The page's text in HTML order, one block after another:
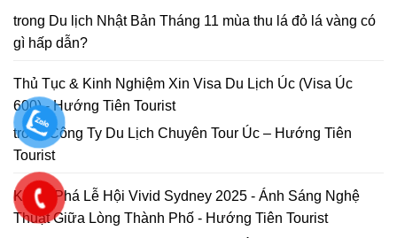
Hoa
Lạt
trong Du lịch Nhật Bản Tháng 11 mùa thu lá đỏ lá vàng có
gì hấp dẫn?
Thủ Tục & Kinh Nghiệm Xin Visa Du Lịch Úc (Visa Úc
600) - Hướng Tiên Tourist
trong Công Ty Du Lịch Chuyên Tour Úc – Hướng Tiên
Tourist
Khám Phá Lễ Hội Vivid Sydney 2025 - Ánh Sáng Nghệ
Thuật Giữa Lòng Thành Phố - Hướng Tiên Tourist